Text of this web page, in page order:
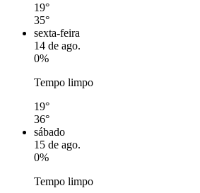
19°
35°
sexta-feira
14 de ago.
0%
Tempo limpo
19°
36°
sábado
15 de ago.
0%
Tempo limpo